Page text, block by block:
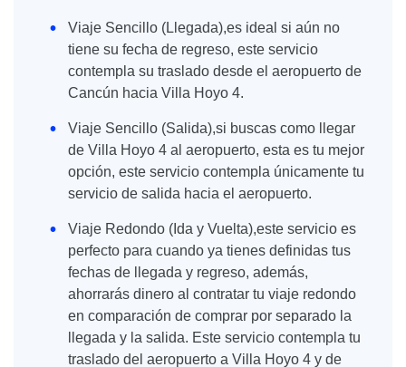
Viaje Sencillo (Llegada),es ideal si aún no
tiene su fecha de regreso, este servicio
contempla su traslado desde el aeropuerto de
Cancún hacia Villa Hoyo 4.
Viaje Sencillo (Salida),si buscas como llegar
de Villa Hoyo 4 al aeropuerto, esta es tu mejor
opción, este servicio contempla únicamente tu
servicio de salida hacia el aeropuerto.
Viaje Redondo (Ida y Vuelta),este servicio es
perfecto para cuando ya tienes definidas tus
fechas de llegada y regreso, además,
ahorrarás dinero al contratar tu viaje redondo
en comparación de comprar por separado la
llegada y la salida. Este servicio contempla tu
traslado del aeropuerto a Villa Hoyo 4 y de